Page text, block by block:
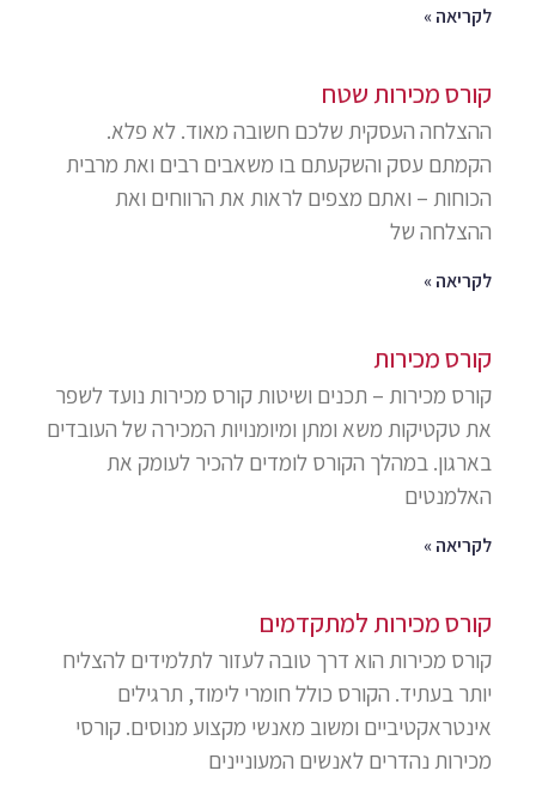
לקריאה »
קורס מכירות שטח
ההצלחה העסקית שלכם חשובה מאוד. לא פלא.
הקמתם עסק והשקעתם בו משאבים רבים ואת מרבית
הכוחות – ואתם מצפים לראות את הרווחים ואת
ההצלחה של
לקריאה »
קורס מכירות
קורס מכירות – תכנים ושיטות קורס מכירות נועד לשפר
את טקטיקות משא ומתן ומיומנויות המכירה של העובדים
בארגון. במהלך הקורס לומדים להכיר לעומק את
האלמנטים
לקריאה »
קורס מכירות למתקדמים
קורס מכירות הוא דרך טובה לעזור לתלמידים להצליח
יותר בעתיד. הקורס כולל חומרי לימוד, תרגילים
אינטראקטיביים ומשוב מאנשי מקצוע מנוסים. קורסי
מכירות נהדרים לאנשים המעוניינים